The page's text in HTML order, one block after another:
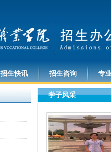
招生快讯 招生咨询 专
学子风采